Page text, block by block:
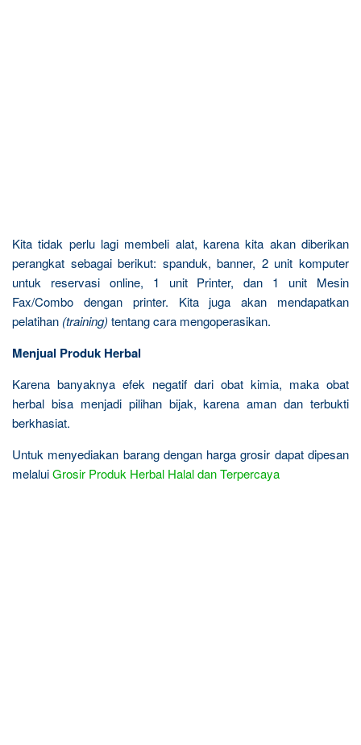
Kita tidak perlu lagi membeli alat, karena kita akan diberikan
perangkat sebagai berikut: spanduk, banner, 2 unit komputer
untuk reservasi online, 1 unit Printer, dan 1 unit Mesin
Fax/Combo dengan printer. Kita juga akan mendapatkan
pelatihan (training) tentang cara mengoperasikan.
Menjual Produk Herbal
Karena banyaknya efek negatif dari obat kimia, maka obat
herbal bisa menjadi pilihan bijak, karena aman dan terbukti
berkhasiat.
Untuk menyediakan barang dengan harga grosir dapat dipesan
melaluiGrosir Produk Herbal Halal dan Terpercaya